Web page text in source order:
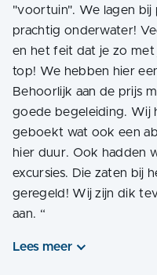
"voortuin". We lagen bij
prachtig onderwater!
en het feit dat je zo
top! We hebben hier
Behoorlijk aan de prijs
goede begeleiding. Wij
geboekt wat ook een
hier duur. Ook hadden
excursies. Die zaten bij
geregeld! Wij zijn dik
aan. “
Lees meer